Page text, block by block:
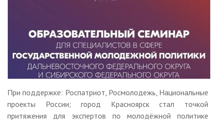
При поддержке: Роспатриот, Росмолодежь, Национальные
проекты России; город Красноярск стал точкой
притяжения для экспертов по молодёжной политике